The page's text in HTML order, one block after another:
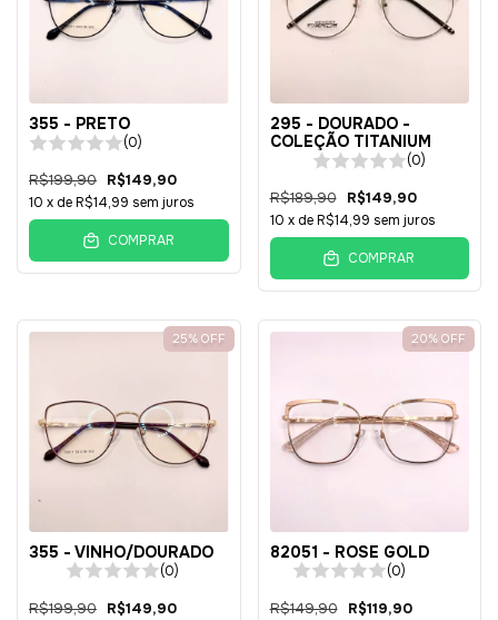
355 - PRETO
(0)
R$199,90 R$149,90
10 x deR$14,99 sem juros
COMPRAR
295 - DOURADO -
COLEÇÃO TITANIUM
(0)
R$189,90 R$149,90
10 x deR$14,99 sem juros
COMPRAR
25% OFF
355 - VINHO/DOURADO
(0)
R$199,90 R$149,90
20% OFF
82051 - ROSE GOLD
(0)
R$149,90 R$119,90